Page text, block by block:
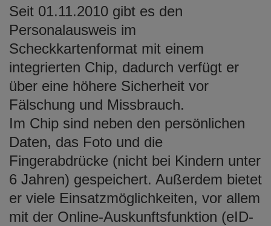
Seit 01.11.2010 gibt es den
Personalausweis im
Scheckkartenformat mit einem
integrierten Chip, dadurch verfügt er
über eine höhere Sicherheit vor
Fälschung und Missbrauch.
Im Chip sind neben den persönlichen
Daten, das Foto und die
Fingerabdrücke (nicht bei Kindern unter
6 Jahren) gespeichert. Außerdem bietet
er viele Einsatzmöglichkeiten, vor allem
mit der Online-Auskunftsfunktion (eID-